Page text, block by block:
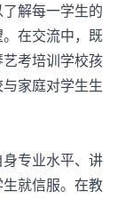
解每一学生的
在交流中，既
考培训学校孩
家庭对学生生
专业水平、讲
就信服。在教